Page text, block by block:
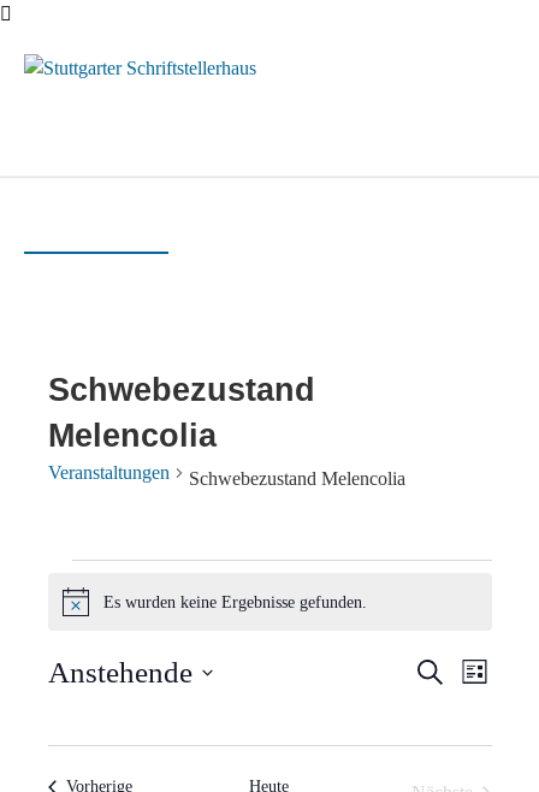
Schwebezustand
Melencolia
Veranstaltungen Schwebezustand Melencolia
Veranstaltungen
Hinweis
Es wurden keine Ergebnisse gefunden.
SucheListe
Anstehende
wählen.
VorherigeVeranstaltungen Heute